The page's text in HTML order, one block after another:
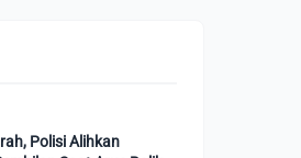
Polisi Alihkan